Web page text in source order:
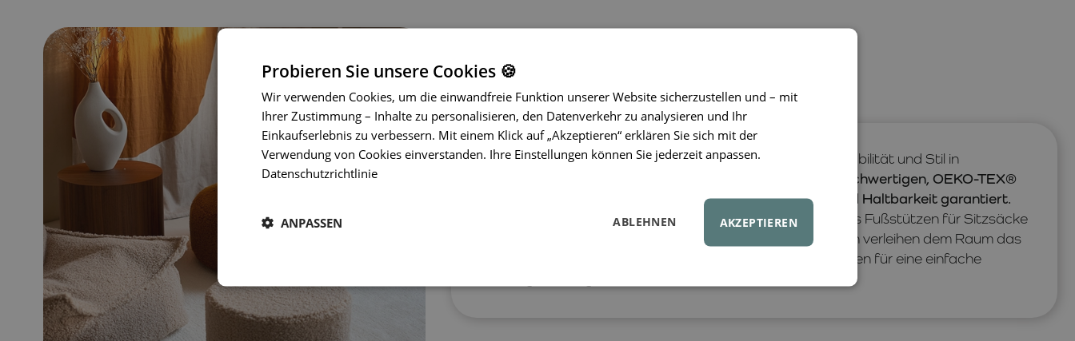
Die Poufs und Ottomane von Wigiwama® bringen Praktikabilität und Stil in
Diese multifunktionalen Stücke sind aus hochwertigen, OEKO-TEX®
zertifizierten Materialien gefertigt, was ihre Sicherheit und Haltbarkeit garantiert.
Ottomane und Poufs sind ideal zum Sitzen, Spielen oder als Fußstützen für Sitzsäcke
und Stühle. Ihr modernes Design und die lebendigen Farben verleihen dem Raum das
gewisse Etwas. Abnehmbare und waschbare Bezüge sorgen für eine einfache
Probieren Sie unsere Cookies 🍪
Wir verwenden Cookies, um die einwandfreie Funktion unserer Website sicherzustellen und – mit
Ihrer Zustimmung – Inhalte zu personalisieren, den Datenverkehr zu analysieren und Ihr
Einkaufserlebnis zu verbessern. Mit einem Klick auf „Akzeptieren“ erklären Sie sich mit der
Verwendung von Cookies einverstanden. Ihre Einstellungen können Sie jederzeit anpassen.
Datenschutzrichtlinie
AKZEPTIEREN
ABLEHNEN
ANPASSEN